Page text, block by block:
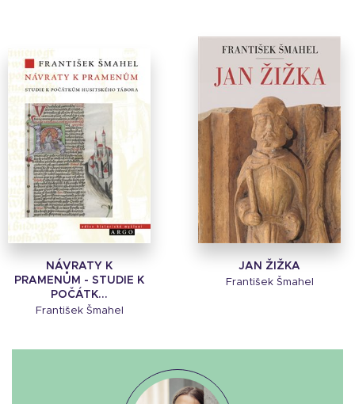
NÁVRATY K
PRAMENŮM - STUDIE K
POČÁTK...
František Šmahel
JAN ŽIŽKA
František Šmahel